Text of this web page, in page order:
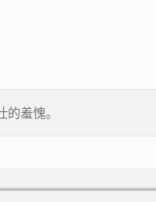
羞愧。